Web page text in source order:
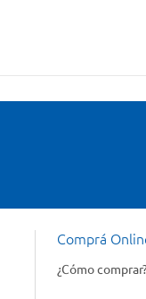
Comprá
¿Cómo